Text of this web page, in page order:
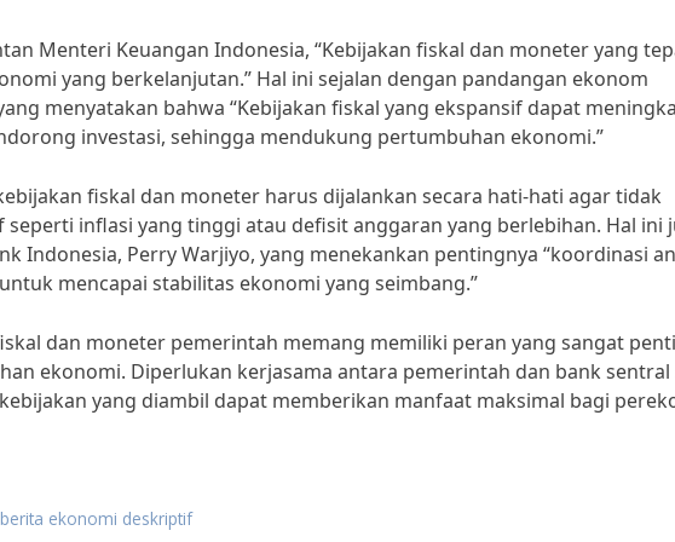
Menteri Keuangan Indonesia, “Kebijakan fiskal dan moneter yang
yang berkelanjutan.” Hal ini sejalan dengan pandangan ekonom
menyatakan bahwa “Kebijakan fiskal yang ekspansif dapat
investasi, sehingga mendukung pertumbuhan ekonomi.”
fiskal dan moneter harus dijalankan secara hati-hati agar tidak
inflasi yang tinggi atau defisit anggaran yang berlebihan. Hal ini
Indonesia, Perry Warjiyo, yang menekankan pentingnya “koordinasi
mencapai stabilitas ekonomi yang seimbang.”
dan moneter pemerintah memang memiliki peran yang sangat
ekonomi. Diperlukan kerjasama antara pemerintah dan bank sentral
yang diambil dapat memberikan manfaat maksimal bagi
berita ekonomi deskriptif